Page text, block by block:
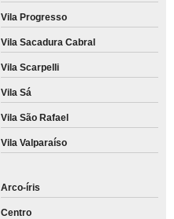
Vila Progresso
Vila Sacadura Cabral
Vila Scarpelli
Vila Sá
Vila São Rafael
Vila Valparaíso
Arco-íris
Centro